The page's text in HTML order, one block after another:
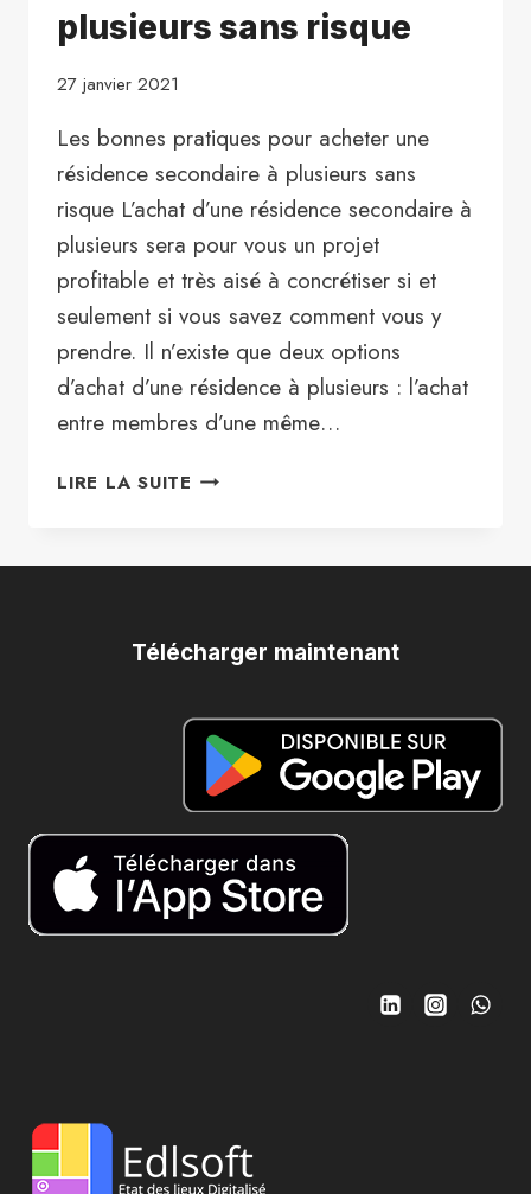
plusieurs sans risque
27 janvier 2021
Les bonnes pratiques pour acheter une
résidence secondaire à plusieurs sans
risque L’achat d’une résidence secondaire à
plusieurs sera pour vous un projet
profitable et très aisé à concrétiser si et
seulement si vous savez comment vous y
prendre. Il n’existe que deux options
d’achat d’une résidence à plusieurs : l’achat
entre membres d’une même…
LIRE LA SUITE LES
POUR
RÉSIDENCE
PLUSIEURS
SANS
RISQUE
Télécharger maintenant